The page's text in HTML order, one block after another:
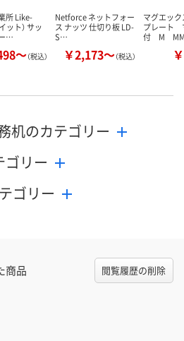
所 Like-
ット） サッ
…
～（税込）
Netforce ネットフォー
ス ナッツ 仕切り板 LD-
S…
￥2,173～（税込）
マグエッ
プレート
付 M
机のカテゴリー
ゴリー
ゴリー
商品 閲覧履歴の削除